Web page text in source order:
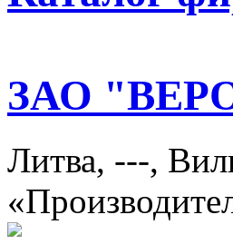
ЗАО
Литва, ---,